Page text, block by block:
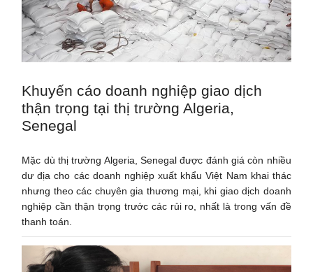
Khuyến cáo doanh nghiệp giao dịch
thận trọng tại thị trường Algeria,
Senegal
Mặc dù thị trường Algeria, Senegal được đánh giá còn nhiều
dư địa cho các doanh nghiệp xuất khẩu Việt Nam khai thác
nhưng theo các chuyên gia thương mại, khi giao dịch doanh
nghiệp cần thận trọng trước các rủi ro, nhất là trong vấn đề
thanh toán.